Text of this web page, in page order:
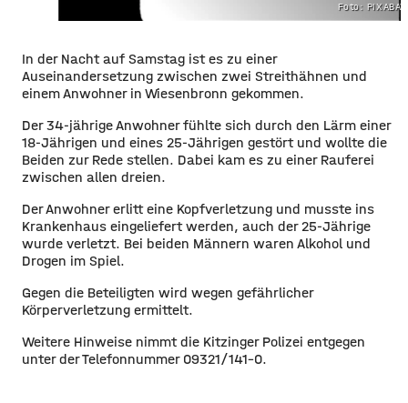
Foto:
In der Nacht auf Samstag ist es zu einer
Auseinandersetzung zwischen zwei Streithähnen und
einem Anwohner in Wiesenbronn gekommen.
Der 34-jährige Anwohner fühlte sich durch den Lärm einer
18-Jährigen und eines 25-Jährigen gestört und wollte die
Beiden zur Rede stellen. Dabei kam es zu einer Rauferei
zwischen allen dreien.
Der Anwohner erlitt eine Kopfverletzung und musste ins
Krankenhaus eingeliefert werden, auch der 25-Jährige
wurde verletzt. Bei beiden Männern waren Alkohol und
Drogen im Spiel.
Gegen die Beteiligten wird wegen gefährlicher
Körperverletzung ermittelt.
Weitere Hinweise nimmt die Kitzinger Polizei entgegen
unter der Telefonnummer 09321/141-0.